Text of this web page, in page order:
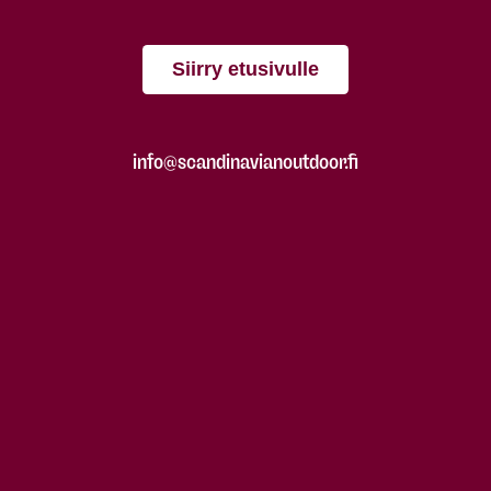
Siirry etusivulle
info@scandinavianoutdoor.fi